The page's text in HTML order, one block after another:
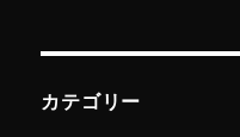
カテゴリー